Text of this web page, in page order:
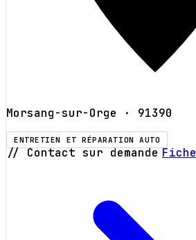
Morsang-sur-Orge · 91390
ENTRETIEN ET RÉPARATION AUTO
// Contact sur demande Fiche